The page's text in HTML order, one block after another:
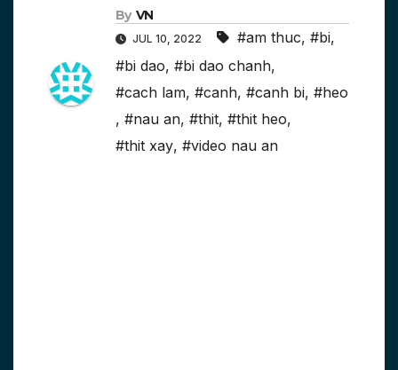
By VN
JUL 10, 2022 #am thuc, #bi,
#bi dao, #bi dao chanh,
#cach lam, #canh, #canh bi, #heo
, #nau an, #thit, #thit heo,
#thit xay, #video nau an